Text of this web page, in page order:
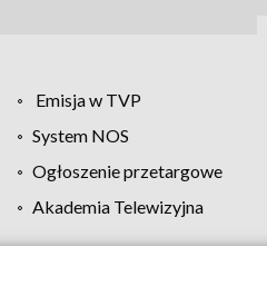
Emisja w TVP
System NOS
Ogłoszenie przetargowe
Akademia Telewizyjna